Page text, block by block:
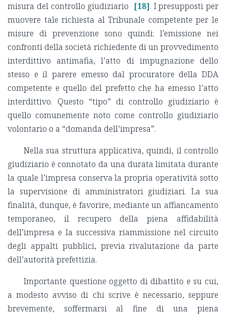
misura del controllo giudiziario [18]. I presupposti per
muovere tale richiesta al Tribunale competente per le
misure di prevenzione sono quindi: l’emissione nei
confronti della società richiedente di un provvedimento
interdittivo antimafia, l’atto di impugnazione dello
stesso e il parere emesso dal procuratore della DDA
competente e quello del prefetto che ha emesso l’atto
interdittivo. Questo “tipo” di controllo giudiziario è
quello comunemente noto come controllo giudiziario
volontario o a “domanda dell’impresa”.
Nella sua struttura applicativa, quindi, il controllo
giudiziario è connotato da una durata limitata durante
la quale l’impresa conserva la propria operatività sotto
la supervisione di amministratori giudiziari. La sua
finalità, dunque, è favorire, mediante un affiancamento
temporaneo, il recupero della piena affidabilità
dell’impresa e la successiva riammissione nel circuito
degli appalti pubblici, previa rivalutazione da parte
dell’autorità prefettizia.
Importante questione oggetto di dibattito e su cui,
a modesto avviso di chi scrive è necessario, seppure
brevemente, soffermarsi al fine di una piena